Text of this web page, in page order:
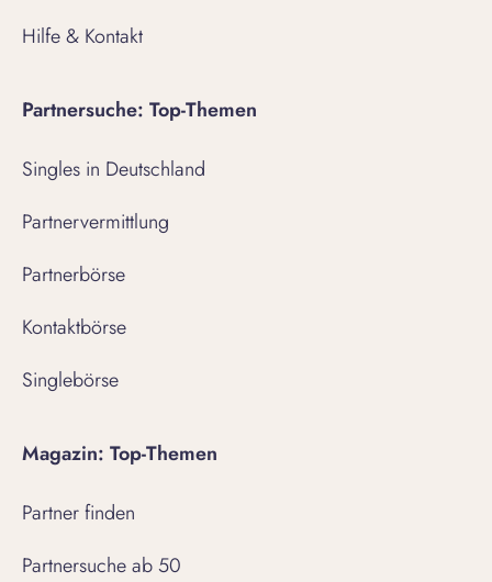
Hilfe & Kontakt
Partnersuche: Top-Themen
Singles in Deutschland
Partnervermittlung
Partnerbörse
Kontaktbörse
Singlebörse
Magazin: Top-Themen
Partner finden
Partnersuche ab 50